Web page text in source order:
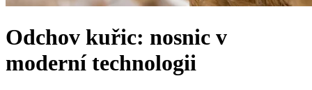
Odchov kuřic: nosnic v
moderní technologii